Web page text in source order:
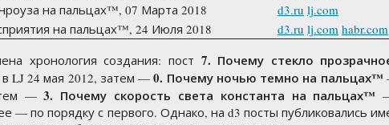
на пальцах­™, 07 Марта 2018
d3.ru lj.com
на пальцах™, 24 Июля 2018
d3.ru lj.com habr.com
хронология создания: пост 7. Почему стекло
LJ 24 мая 2012, затем —0. Почему ночью темно на пальцах™
—3. Почему скорость света константа на пальцах™
— по порядку с первого. Однако, на d3 посты публиковались